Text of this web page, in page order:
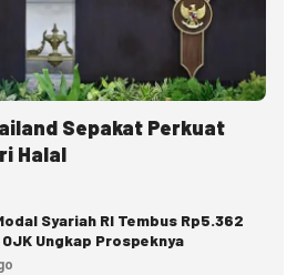
Sepakat Perkuat
Halal
Syariah RI Tembus Rp5.362
Ungkap Prospeknya